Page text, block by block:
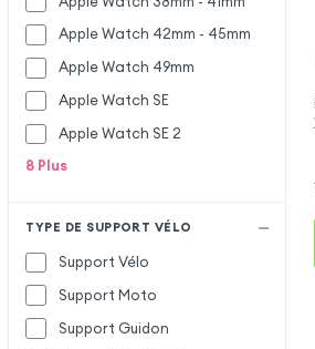
Apple Watch 42mm - 45mm
Apple Watch 49mm
Apple Watch SE
Apple Watch SE 2
8 Plus
TYPE DE SUPPORT VÉLO
Support Vélo
Support Moto
Support Guidon